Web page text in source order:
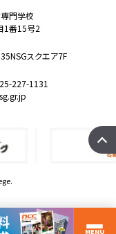
門学校
1番15号2
スクエア7F
227-1131
MENU